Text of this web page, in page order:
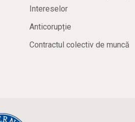
Intereselor
Anticorupție
Contractul colectiv de muncă